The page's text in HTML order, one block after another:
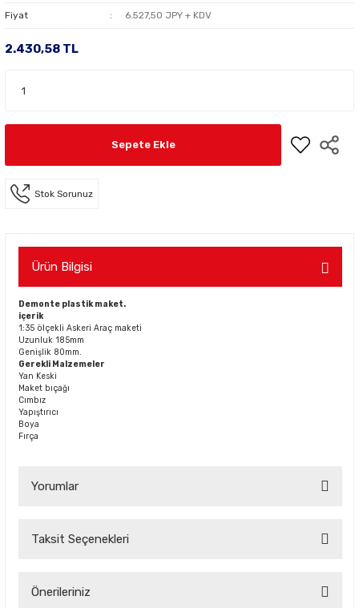
Fiyat 6.527,50 JPY + KDV
2.430,58 TL
Sepete Ekle
Stok Sorunuz
Ürün Bilgisi
Demonte plastik maket.
içerik
1:35 ölçekli Askeri Araç maketi
Uzunluk 185mm
Genişlik 80mm.
Gerekli Malzemeler
Yan Keski
Maket bıçağı
Cımbız
Yapıştırıcı
Boya
Fırça
Yorumlar
Taksit Seçenekleri
Önerileriniz